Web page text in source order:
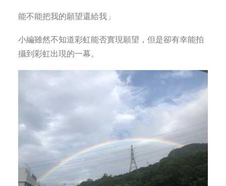
能不能把我的願望還給我」
小編雖然不知道彩虹能否實現願望，但是卻有幸能拍
攝到彩虹出現的一幕。